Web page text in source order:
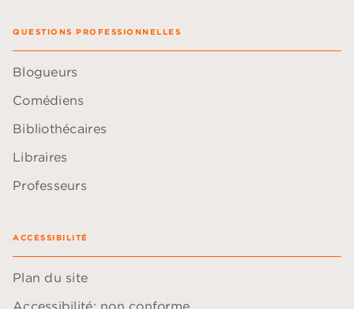
QUESTIONS PROFESSIONNELLES
Blogueurs
Comédiens
Bibliothécaires
Libraires
Professeurs
ACCESSIBILITÉ
Plan du site
Accessibilité: non conforme